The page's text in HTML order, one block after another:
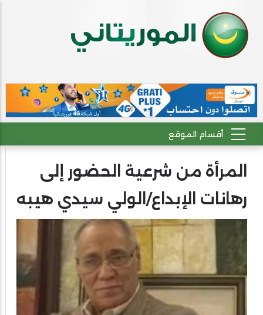
المرأة من شرعية الحضور إلى
رهانات الإبداع/الولي سيدي هيبه